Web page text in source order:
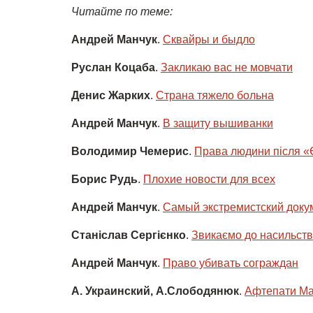
Читайте по теме:
Андрей Манчук. Сквайры и быдло
Руслан Коцаба. Закликаю вас не мовчати
Денис Жарких. Страна тяжело больна
Андрей Манчук. В защиту вышиванки
Володимир Чемерис. Права людини після
Борис Рудь. Плохие новости для всех
Андрей Манчук. Самый экстремистский
Станіслав Сергієнко. Звикаємо до
Андрей Манчук. Право убивать сограждан
А. Украинский, А.Слободянюк. Афтепати